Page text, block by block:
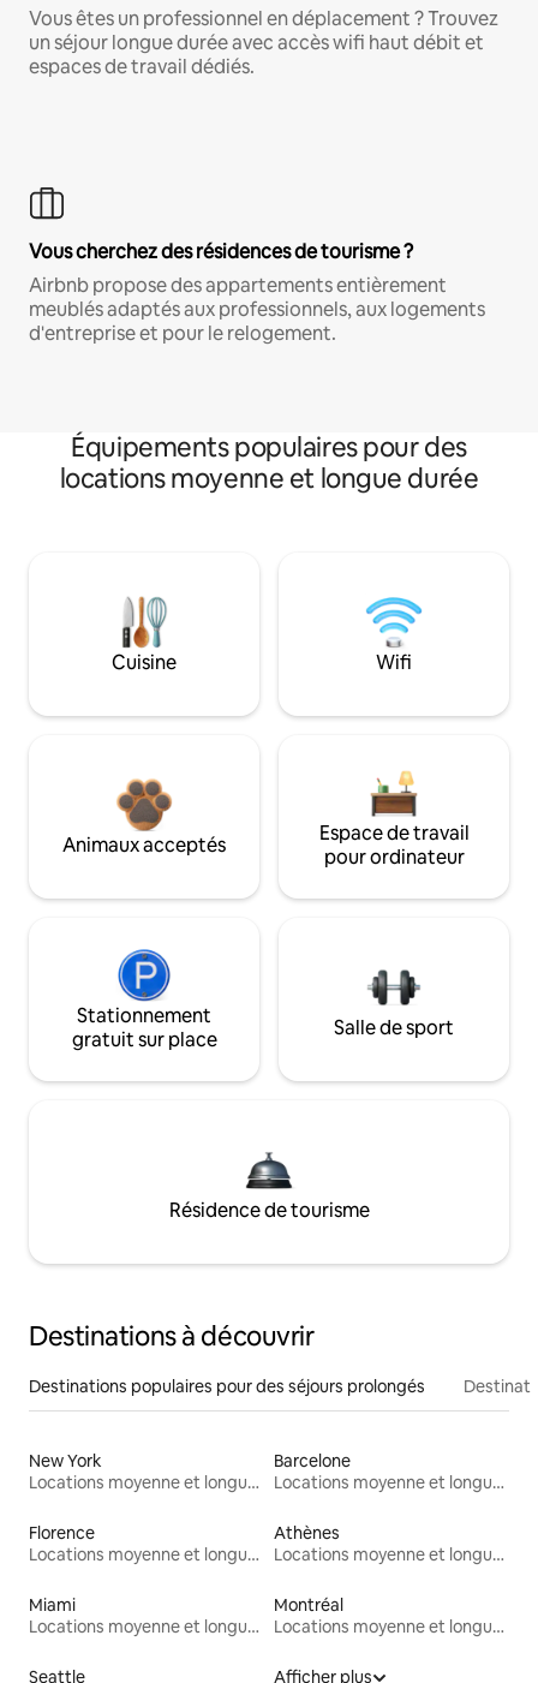
Vous êtes un professionnel en déplacement ? Trouvez
un séjour longue durée avec accès wifi haut débit et
espaces de travail dédiés.
Vous cherchez des résidences de tourisme ?
Airbnb propose des appartements entièrement
meublés adaptés aux professionnels, aux logements
d'entreprise et pour le relogement.
Équipements populaires pour des
locations moyenne et longue durée
Cuisine Wifi
Animaux acceptés
Espace de travail
pour ordinateur
Stationnement
gratuit sur place
Salle de sport
Résidence de tourisme
Destinations à découvrir
Destinations populaires pour des séjours prolongés
New York
Locations moyenne et longue durée
Barcelone
Locations moyenne et longue durée
Florence
Locations moyenne et longue durée
Athènes
Locations moyenne et longue durée
Miami
Locations moyenne et longue durée
Montréal
Locations moyenne et longue durée
Seattle Afficher plus